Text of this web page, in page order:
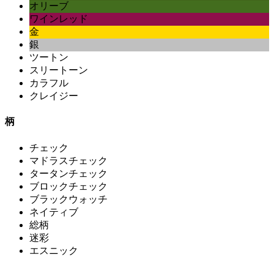
オリーブ
ワインレッド
金
銀
ツートン
スリートーン
カラフル
クレイジー
柄
チェック
マドラスチェック
タータンチェック
ブロックチェック
ブラックウォッチ
ネイティブ
総柄
迷彩
エスニック